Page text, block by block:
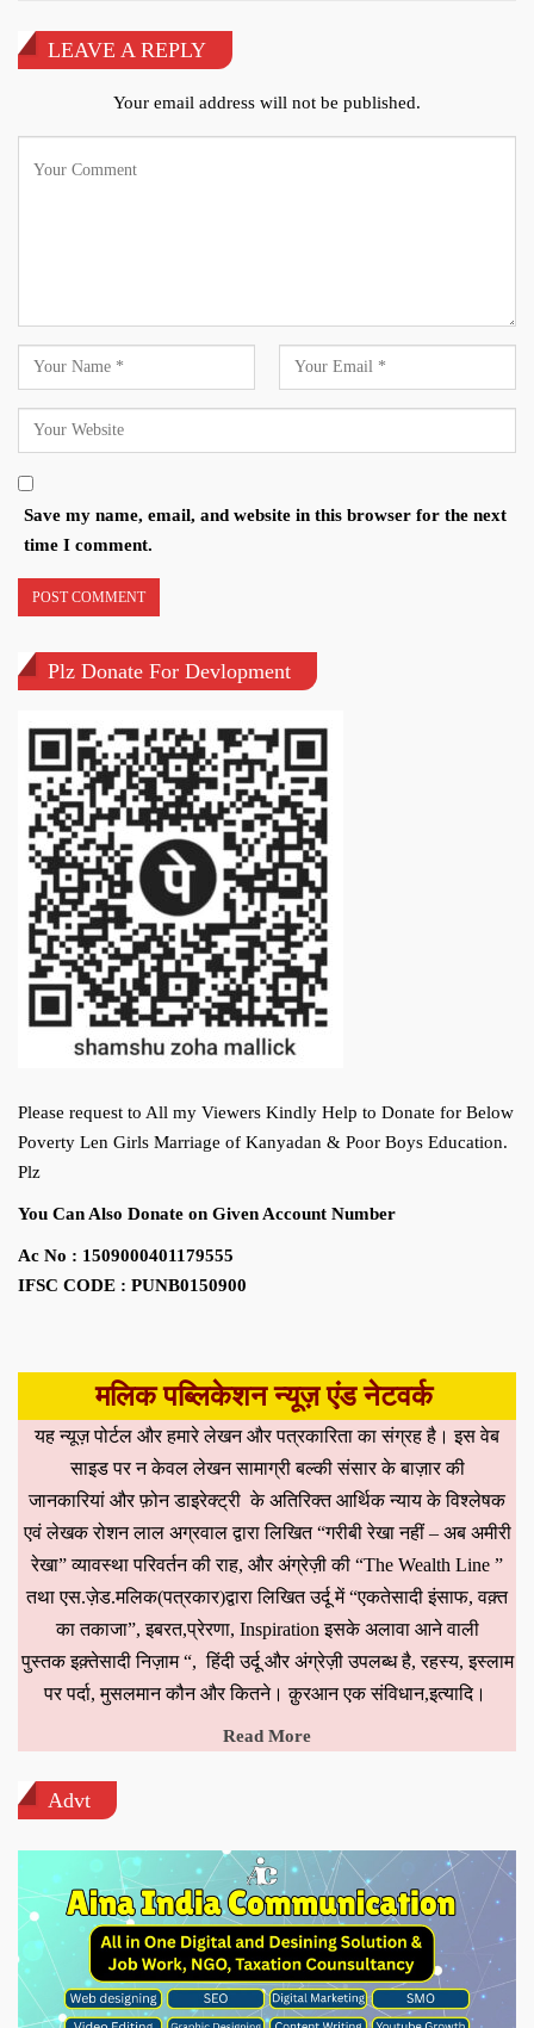
LEAVE A REPLY
Your email address will not be published.
Save my name, email, and website in this browser for the next
time I comment.
Plz Donate For Devlopment
Please request to All my Viewers Kindly Help to Donate for Below
Poverty Len Girls Marriage of Kanyadan & Poor Boys Education.
Plz
You Can Also Donate on Given Account Number
Ac No : 1509000401179555
IFSC CODE : PUNB0150900
मलिक पब्लिकेशन न्यूज़ एंड नेटवर्क
यह न्यूज़ पोर्टल और हमारे लेखन और पत्रकारिता का संग्रह है। इस वेब
साइड पर न केवल लेखन सामाग्री बल्की संसार के बाज़ार की
जानकारियां और फ़ोन डाइरेक्ट्री के अतिरिक्त आर्थिक न्याय के विश्लेषक
एवं लेखक रोशन लाल अग्रवाल द्वारा लिखित “गरीबी रेखा नहीं – अब अमीरी
रेखा” व्यावस्था परिवर्तन की राह, और अंग्रेज़ी की “The Wealth Line ”
तथा एस.ज़ेड.मलिक(पत्रकार)द्वारा लिखित उर्दू में “एकतेसादी इंसाफ, वक़्त
का तकाजा”, इबरत,प्रेरणा, Inspiration इसके अलावा आने वाली
पुस्तक इक़्तेसादी निज़ाम “, हिंदी उर्दू और अंग्रेज़ी उपलब्ध है, रहस्य, इस्लाम
पर पर्दा, मुसलमान कौन और कितने। क़ुरआन एक संविधान,इत्यादि।
Read More
Advt